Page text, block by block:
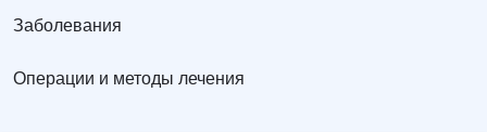
Заболевания
Операции и методы лечения